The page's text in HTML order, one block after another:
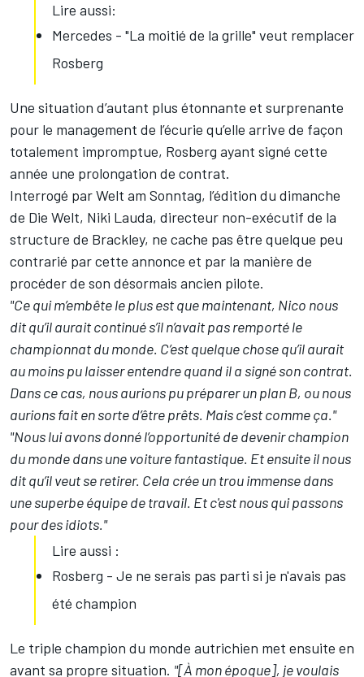
Lire aussi:
Mercedes - "La moitié de la grille" veut remplacer
Rosberg
Une situation d’autant plus étonnante et surprenante
pour le management de l’écurie qu’elle arrive de façon
totalement impromptue, Rosberg ayant signé cette
année une prolongation de contrat.
Interrogé par Welt am Sonntag, l’édition du dimanche
de Die Welt, Niki Lauda, directeur non-exécutif de la
structure de Brackley, ne cache pas être quelque peu
contrarié par cette annonce et par la manière de
procéder de son désormais ancien pilote.
"Ce qui m’embête le plus est que maintenant, Nico nous
dit qu’il aurait continué s’il n’avait pas remporté le
championnat du monde. C’est quelque chose qu’il aurait
au moins pu laisser entendre quand il a signé son contrat.
Dans ce cas, nous aurions pu préparer un plan B, ou nous
aurions fait en sorte d’être prêts. Mais c’est comme ça."
"Nous lui avons donné l’opportunité de devenir champion
du monde dans une voiture fantastique. Et ensuite il nous
dit qu’il veut se retirer. Cela crée un trou immense dans
une superbe équipe de travail. Et c'est nous qui passons
pour des idiots."
Lire aussi :
Rosberg - Je ne serais pas parti si je n'avais pas
été champion
Le triple champion du monde autrichien met ensuite en
avant sa propre situation. "[À mon époque], je voulais